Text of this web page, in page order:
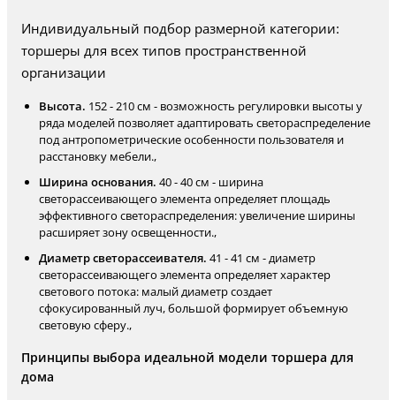
Индивидуальный подбор размерной категории:
торшеры для всех типов пространственной
организации
Высота. 152 - 210 см - возможность регулировки высоты у
ряда моделей позволяет адаптировать светораспределение
под антропометрические особенности пользователя и
расстановку мебели.,
Ширина основания. 40 - 40 см - ширина
светорассеивающего элемента определяет площадь
эффективного светораспределения: увеличение ширины
расширяет зону освещенности.,
Диаметр светорассеивателя. 41 - 41 см - диаметр
светорассеивающего элемента определяет характер
светового потока: малый диаметр создает
сфокусированный луч, большой формирует объемную
световую сферу.,
Принципы выбора идеальной модели торшера для
дома